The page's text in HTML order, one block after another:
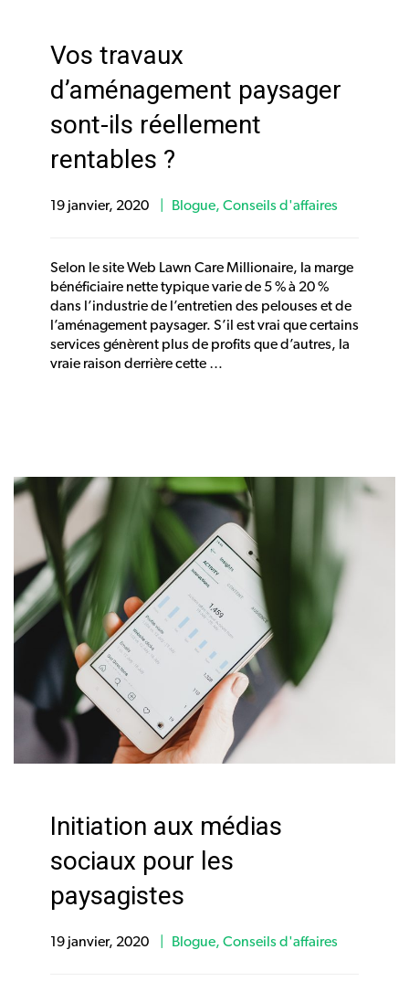
Vos travaux
d’aménagement paysager
sont-ils réellement
rentables ?
19 janvier, 2020 Blogue, Conseils d'affaires
Selon le site Web Lawn Care Millionaire, la marge
bénéficiaire nette typique varie de 5 % à 20 %
dans l’industrie de l’entretien des pelouses et de
l’aménagement paysager. S’il est vrai que certains
services génèrent plus de profits que d’autres, la
vraie raison derrière cette …
Initiation aux médias
sociaux pour les
paysagistes
19 janvier, 2020 Blogue, Conseils d'affaires